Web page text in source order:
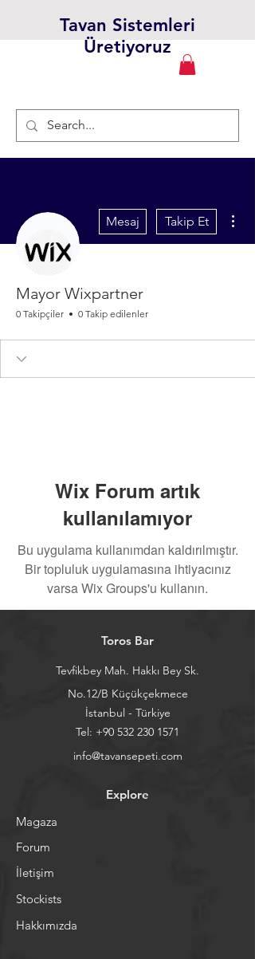
Tavan Sistemleri
Üretiyoruz
Mesaj Takip Et
Mayor Wixpartner
0 Takipçiler 0 Takip edilenler
Wix Forum artık
kullanılamıyor
Bu uygulama kullanımdan kaldırılmıştır.
Bir topluluk uygulamasına ihtiyacınız
varsa Wix Groups'u kullanın.
Toros Bar
Tevfikbey Mah. Hakkı Bey Sk.
No.12/B Küçükçekmece
İstanbul - Türkiye
Tel: +90 532 230 1571
info@tavansepeti.com
Explore
Magaza
Forum
İletişim
Stockists
Hakkımızda